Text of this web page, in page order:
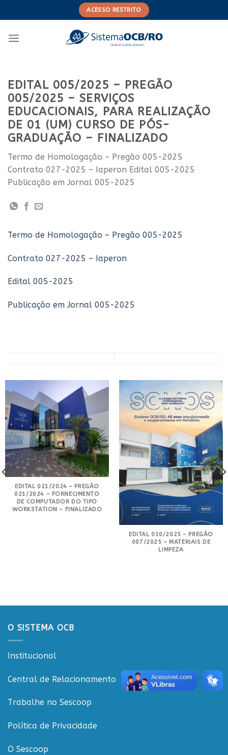
to
ACESSO RESTRITO
EDITAL 005/2025 – PREGÃO
005/2025 – SERVIÇOS
EDUCACIONAIS, PARA REALIZAÇÃO
DE 01 (UM) CURSO DE PÓS-
GRADUAÇÃO – FINALIZADO
Termo de Homologação – Pregão 005-2025
Contrato 027-2025 – Iaperon Edital 005-2025
Publicação em Jornal 005-2025
Termo de Homologação – Pregão 005-2025
Contrato 027-2025 – Iaperon
Edital 005-2025
Publicação em Jornal 005-2025
EDITAL 021/2024 – PREGÃO
021/2024 – FORNECIMENTO
DE COMPUTADOR DO TIPO
WORKSTATION – FINALIZADO
EDITAL 010/2025 – PREGÃO
007/2025 – MATERIAIS DE
LIMPEZA
O SISTEMA OCB
Institucional
Central de Relacionamento
Trabalhe no Sescoop
Política de Privacidade
O Sescoop